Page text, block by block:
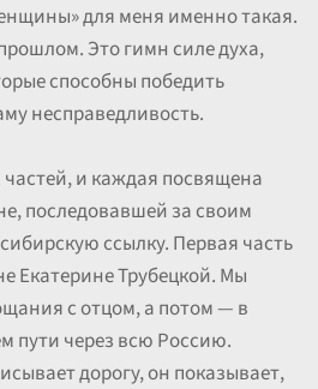
для меня именно такая.
Это гимн силе духа,
способны победить
несправедливость.
и каждая посвящена
последовавшей за своим
ссылку. Первая часть
Екатерине Трубецкой. Мы
с отцом, а потом — в
пути через всю Россию.
дорогу, он показывает,